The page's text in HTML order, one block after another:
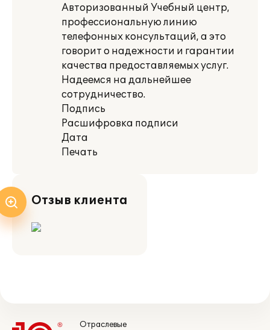
Авторизованный Учебный центр,
профессиональную линию
телефонных консультаций, а это
говорит о надежности и гарантии
качества предоставляемых услуг.
Надеемся на дальнейшее
сотрудничество.
Подпись
Расшифровка подписи
Дата
Печать
Отзыв клиента
Отраслевые